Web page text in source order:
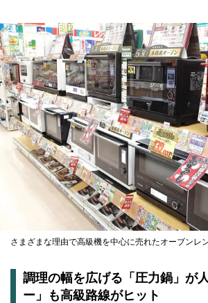
さまざまな理由で高級機を中心に売れたオーブンレ
調理の幅を広げる「圧力鍋」が
ー」も高級路線がヒット